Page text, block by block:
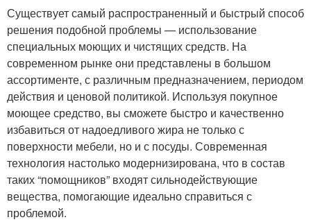
Существует самый распространенный и быстрый способ
решения подобной проблемы — использование
специальных моющих и чистящих средств. На
современном рынке они представлены в большом
ассортименте, с различным предназначением, периодом
действия и ценовой политикой. Используя покупное
моющее средство, вы сможете быстро и качественно
избавиться от надоедливого жира не только с
поверхности мебели, но и с посуды. Современная
технология настолько модернизирована, что в состав
таких “помощников” входят сильнодействующие
вещества, помогающие идеально справиться с
проблемой.